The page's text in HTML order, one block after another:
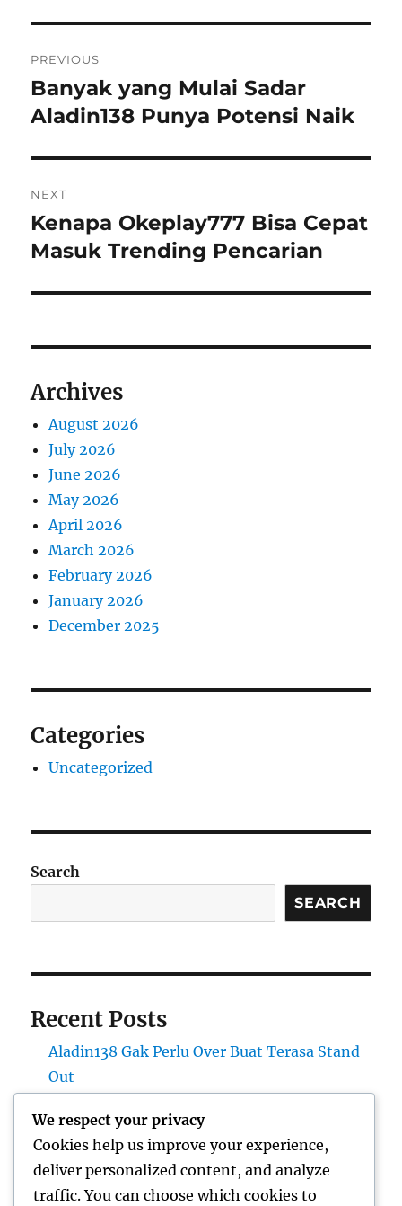
navigation
PREVIOUS
Previous
post:
Banyak yang Mulai Sadar
Aladin138 Punya Potensi Naik
NEXT
Next
post:
Kenapa Okeplay777 Bisa Cepat
Masuk Trending Pencarian
Archives
August 2026
July 2026
June 2026
May 2026
April 2026
March 2026
February 2026
January 2026
December 2025
Categories
Uncategorized
Search
SEARCH
Recent Posts
Aladin138 Gak Perlu Over Buat Terasa Stand
Out
Mantap168 Bawa Vibes Anti Cringe
Aladin138 Bikin Hari Digital Terasa Lebih
Bebas
We respect your privacy
Cookies help us improve your experience,
deliver personalized content, and analyze
traffic. You can choose which cookies to